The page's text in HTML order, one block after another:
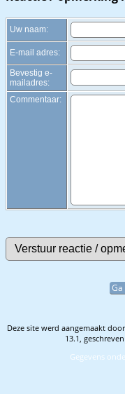
Uw naam:
E-mail adres:
Bevestig e-
mailadres:
Commentaar:
Deze site werd aangemaakt door
13.1,
Gegevens